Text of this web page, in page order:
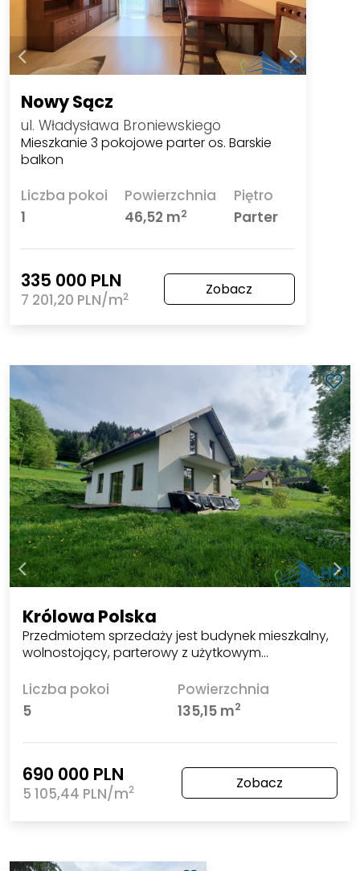
Nowy Sącz
ul. Władysława Broniewskiego
Mieszkanie 3 pokojowe parter os. Barskie
balkon
Liczba pokoi
1
Powierzchnia
46,52 m2
Piętro
Parter
335 000 PLN
7 201,20 PLN/m2 Zobacz
Królowa Polska
Przedmiotem sprzedaży jest budynek mieszkalny,
wolnostojący, parterowy z użytkowym…
Liczba pokoi
5
Powierzchnia
135,15 m2
690 000 PLN
5 105,44 PLN/m2 Zobacz